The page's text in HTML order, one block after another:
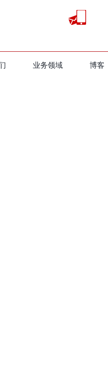
业务领域 ​博客